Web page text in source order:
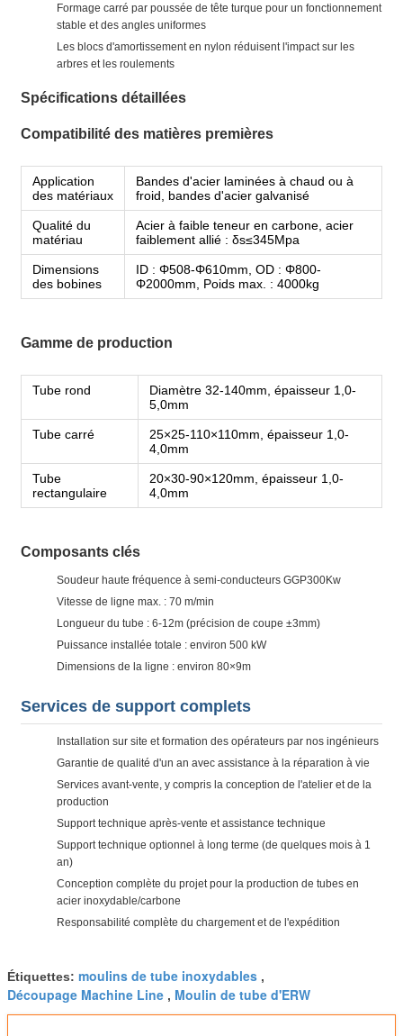
Formage carré par poussée de tête turque pour un fonctionnement
stable et des angles uniformes
Les blocs d'amortissement en nylon réduisent l'impact sur les
arbres et les roulements
Spécifications détaillées
Compatibilité des matières premières
Application
des matériaux
Bandes d'acier laminées à chaud ou à
froid, bandes d'acier galvanisé
Qualité du
matériau
Acier à faible teneur en carbone, acier
faiblement allié : δs≤345Mpa
Dimensions
des bobines
ID : Φ508-Φ610mm, OD : Φ800-
Φ2000mm, Poids max. : 4000kg
Gamme de production
Tube rond
Diamètre 32-140mm, épaisseur 1,0-
5,0mm
Tube carré
25×25-110×110mm, épaisseur 1,0-
4,0mm
Tube
rectangulaire
20×30-90×120mm, épaisseur 1,0-
4,0mm
Composants clés
Soudeur haute fréquence à semi-conducteurs GGP300Kw
Vitesse de ligne max. : 70 m/min
Longueur du tube : 6-12m (précision de coupe ±3mm)
Puissance installée totale : environ 500 kW
Dimensions de la ligne : environ 80×9m
Services de support complets
Installation sur site et formation des opérateurs par nos ingénieurs
Garantie de qualité d'un an avec assistance à la réparation à vie
Services avant-vente, y compris la conception de l'atelier et de la
production
Support technique après-vente et assistance technique
Support technique optionnel à long terme (de quelques mois à 1
an)
Conception complète du projet pour la production de tubes en
acier inoxydable/carbone
Responsabilité complète du chargement et de l'expédition
Étiquettes: moulins de tube inoxydables ,
Découpage Machine Line , Moulin de tube d'ERW